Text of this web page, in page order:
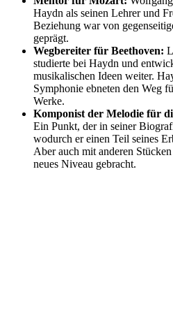
Haydn als seinen Lehrer und
Beziehung war von
geprägt.
Wegbereiter für Beethoven:
studierte bei Haydn und
musikalischen Ideen weiter.
Symphonie ebneten den Weg
Werke.
Komponist der Melodie für
Ein Punkt, der in seiner
wodurch er einen Teil seines
Aber auch mit anderen
neues Niveau gebracht.